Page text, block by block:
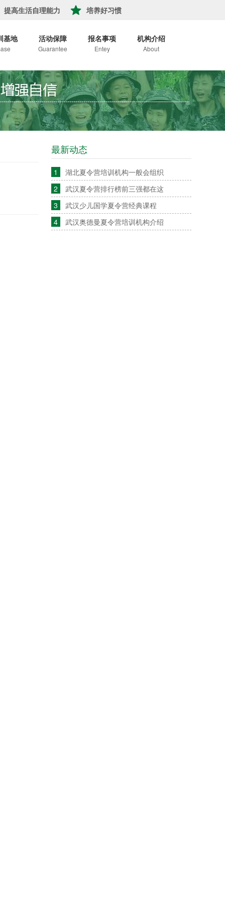
提高生活自理能力 培养好习惯
基地 活动保障
Guarantee
报名事项
Entey
机构介绍
About
最新动态
1
湖北夏令营培训机构一般会组织
2
武汉夏令营排行榜前三强都在这
3
武汉少儿国学夏令营经典课程
4
武汉奥德曼夏令营培训机构介绍